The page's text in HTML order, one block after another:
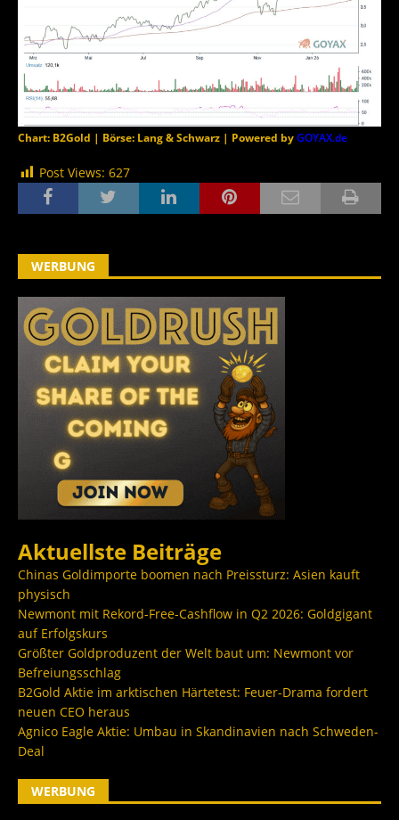
Chart: B2Gold | Börse: Lang & Schwarz | Powered byGOYAX.de
Post Views: 627
WERBUNG
Aktuellste Beiträge
Chinas Goldimporte boomen nach Preissturz: Asien kauft
physisch
Newmont mit Rekord-Free-Cashflow in Q2 2026: Goldgigant
auf Erfolgskurs
Größter Goldproduzent der Welt baut um: Newmont vor
Befreiungsschlag
B2Gold Aktie im arktischen Härtetest: Feuer-Drama fordert
neuen CEO heraus
Agnico Eagle Aktie: Umbau in Skandinavien nach Schweden-
Deal
WERBUNG